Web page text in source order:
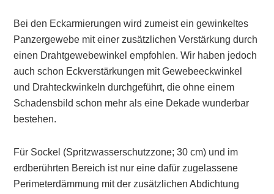
Bei den Eckarmierungen wird zumeist ein gewinkeltes
Panzergewebe mit einer zusätzlichen Verstärkung durch
einen Drahtgewebewinkel empfohlen. Wir haben jedoch
auch schon Eckverstärkungen mit Gewebeeckwinkel
und Drahteckwinkeln durchgeführt, die ohne einem
Schadensbild schon mehr als eine Dekade wunderbar
bestehen.
Für Sockel (Spritzwasserschutzzone; 30 cm) und im
erdberührten Bereich ist nur eine dafür zugelassene
Perimeterdämmung mit der zusätzlichen Abdichtung